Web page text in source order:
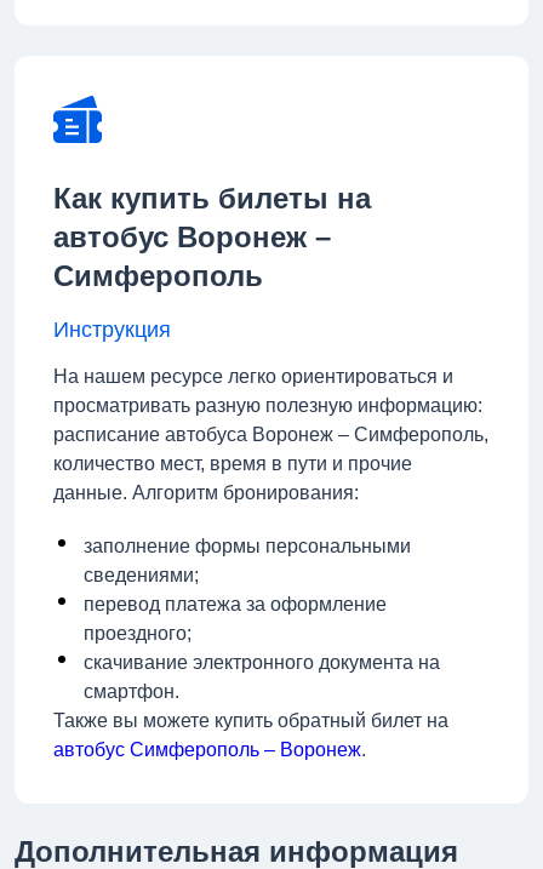
Как купить билеты на
автобус Воронеж –
Симферополь
Инструкция
На нашем ресурсе легко ориентироваться и
просматривать разную полезную информацию:
расписание автобуса Воронеж – Симферополь,
количество мест, время в пути и прочие
данные. Алгоритм бронирования:
заполнение формы персональными
сведениями;
перевод платежа за оформление
проездного;
скачивание электронного документа на
смартфон.
Также вы можете купить обратный билет на
автобус Симферополь – Воронеж.
Дополнительная информация